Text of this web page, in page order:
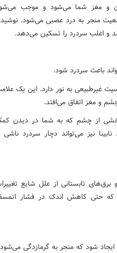
و مغز شما می‌شود و موجب
منجر به درد عصبی می‌شود.
و اغلب سردرد را تسکین می‌دهد.
باعث سردرد شود.
غیرطبیعی به نور دارد. این یک
و مغز اتفاق می‌افتد.
از چشم که به شما در دیدن
نیز می‌تواند دچار سردرد ناشی
تابستانی از علل شایع
که حتی کاهش اندک در فشار
شود که منجر به گرمازدگی